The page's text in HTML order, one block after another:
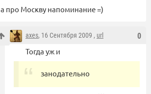
а про Москву напоминание =)
0
axes, 16 Сентября 2009 , url
Тогда уж и
занодательно